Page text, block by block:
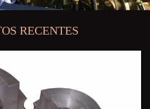
RECENTES